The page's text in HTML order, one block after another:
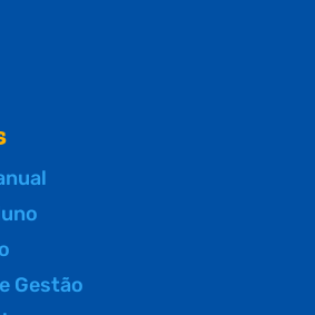
Gestão